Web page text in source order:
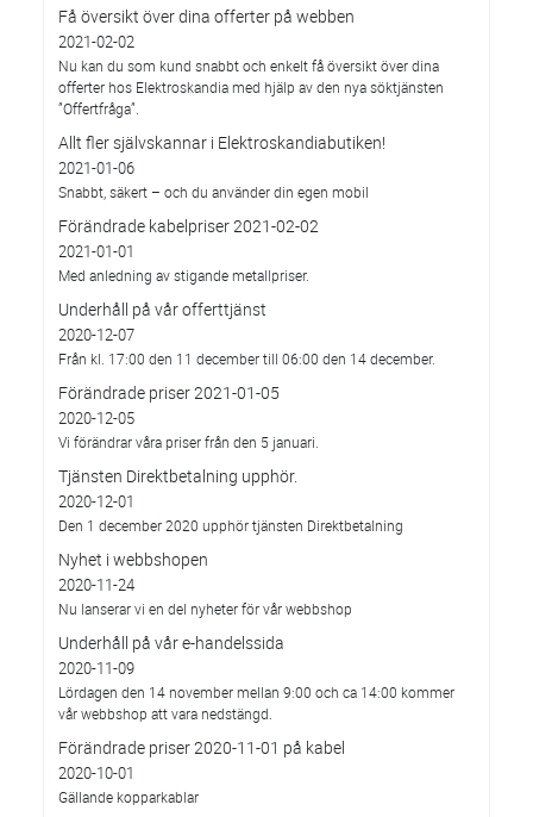
Få översikt över dina offerter på webben
2021-02-02
Nu kan du som kund snabbt och enkelt få översikt över dina
offerter hos Elektroskandia med hjälp av den nya söktjänsten
”Offertfråga”.
Allt fler självskannar i Elektroskandiabutiken!
2021-01-06
Snabbt, säkert – och du använder din egen mobil
Förändrade kabelpriser 2021-02-02
2021-01-01
Med anledning av stigande metallpriser.
Underhåll på vår offerttjänst
2020-12-07
Från kl. 17:00 den 11 december till 06:00 den 14 december.
Förändrade priser 2021-01-05
2020-12-05
Vi förändrar våra priser från den 5 januari.
Tjänsten Direktbetalning upphör.
2020-12-01
Den 1 december 2020 upphör tjänsten Direktbetalning
Nyhet i webbshopen
2020-11-24
Nu lanserar vi en del nyheter för vår webbshop
Underhåll på vår e-handelssida
2020-11-09
Lördagen den 14 november mellan 9:00 och ca 14:00 kommer
vår webbshop att vara nedstängd.
Förändrade priser 2020-11-01 på kabel
2020-10-01
Gällande kopparkablar